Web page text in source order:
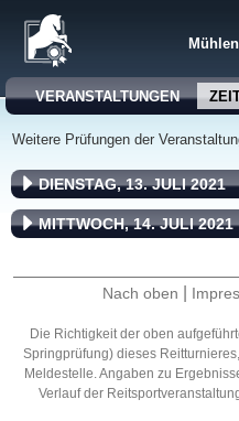
VERANSTALTUNGEN
Weitere Prüfungen der
DIENSTAG, 13. JULI 2021
MITTWOCH, 14. JULI 2021
Nach oben
Die Richtigkeit der oben
Springprüfung) dieses
Meldestelle. Angaben zu
Verlauf der